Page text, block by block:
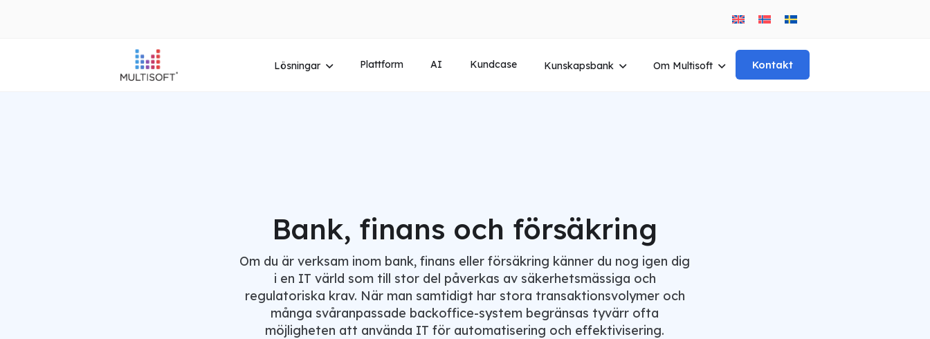
Lösningar Plattform AI Kundcase Kunskapsbank Om Multisoft Kontakt
Bank, finans och försäkring
Om du är verksam inom bank, finans eller försäkring känner du nog igen dig
i en IT värld som till stor del påverkas av säkerhetsmässiga och
regulatoriska krav. När man samtidigt har stora transaktionsvolymer och
många svåranpassade backoffice-system begränsas tyvärr ofta
möjligheten att använda IT för automatisering och effektivisering.